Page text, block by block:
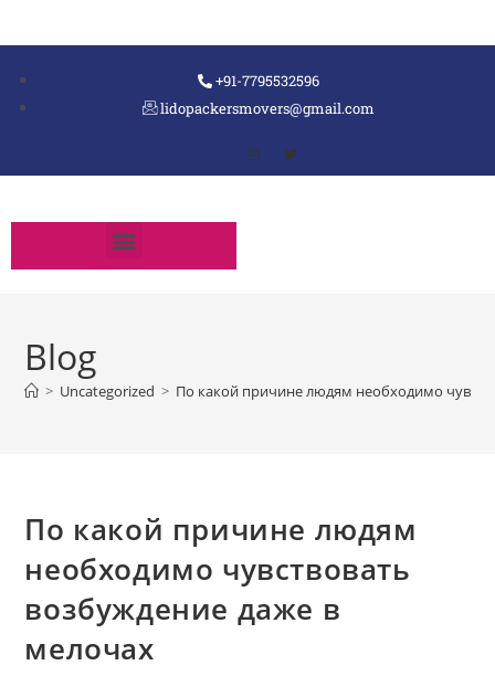
+91-7795532596
lidopackersmovers@gmail.com
Blog
> Uncategorized > По какой причине людям необходимо
По какой причине людям
необходимо чувствовать
возбуждение даже в
мелочах